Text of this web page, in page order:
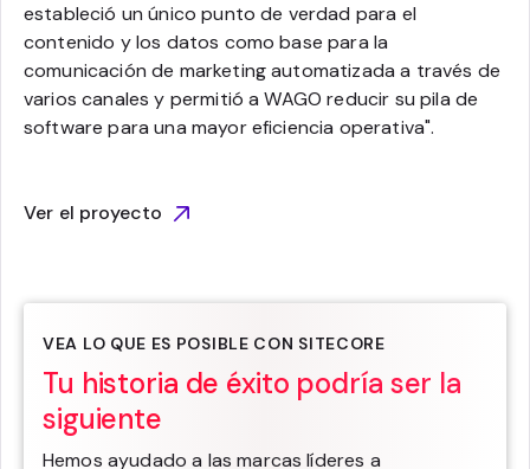
estableció un único punto de verdad para el
contenido y los datos como base para la
comunicación de marketing automatizada a través de
varios canales y permitió a WAGO reducir su pila de
software para una mayor eficiencia operativa".
Ver el proyecto
VEA LO QUE ES POSIBLE CON SITECORE
Tu historia de éxito podría ser la
siguiente
Hemos ayudado a las marcas líderes a